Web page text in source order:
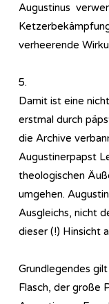
Augustinus
verheerende
5.
Damit ist eine
erstmal durch
die Archive
Augustinerpapst
theologischen
umgehen.
Ausgleichs, nicht
dieser (!) Hinsicht
Grundlegendes
Flasch, der große